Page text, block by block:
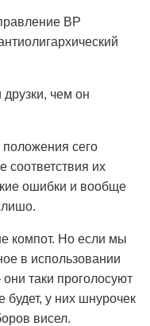
ВР
чем он
сего
соответствия их
ошибки и вообще
компот. Но если мы
в использовании
таки проголосуют
у них шнурочек
висел.